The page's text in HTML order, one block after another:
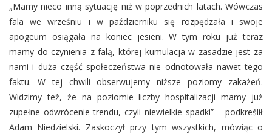
„Mamy nieco inną sytuację niż w poprzednich latach. Wówczas
fala we wrześniu i w październiku się rozpędzała i swoje
apogeum osiągała na koniec jesieni. W tym roku już teraz
mamy do czynienia z falą, której kumulacja w zasadzie jest za
nami i duża część społeczeństwa nie odnotowała nawet tego
faktu. W tej chwili obserwujemy niższe poziomy zakażeń.
Widzimy też, że na poziomie liczby hospitalizacji mamy już
zupełne odwrócenie trendu, czyli niewielkie spadki” – podkreślił
Adam Niedzielski. Zaskoczył przy tym wszystkich, mówiąc o